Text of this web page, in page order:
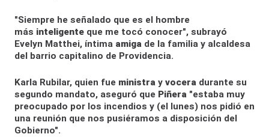
"Siempre he señalado que es el hombre
más inteligente que me tocó conocer", subrayó
Evelyn Matthei, íntima amiga de la familia y alcaldesa
del barrio capitalino de Providencia.
Karla Rubilar, quien fue ministra y vocera durante su
segundo mandato, aseguró que Piñera "estaba muy
preocupado por los incendios y (el lunes) nos pidió en
una reunión que nos pusiéramos a disposición del
Gobierno".